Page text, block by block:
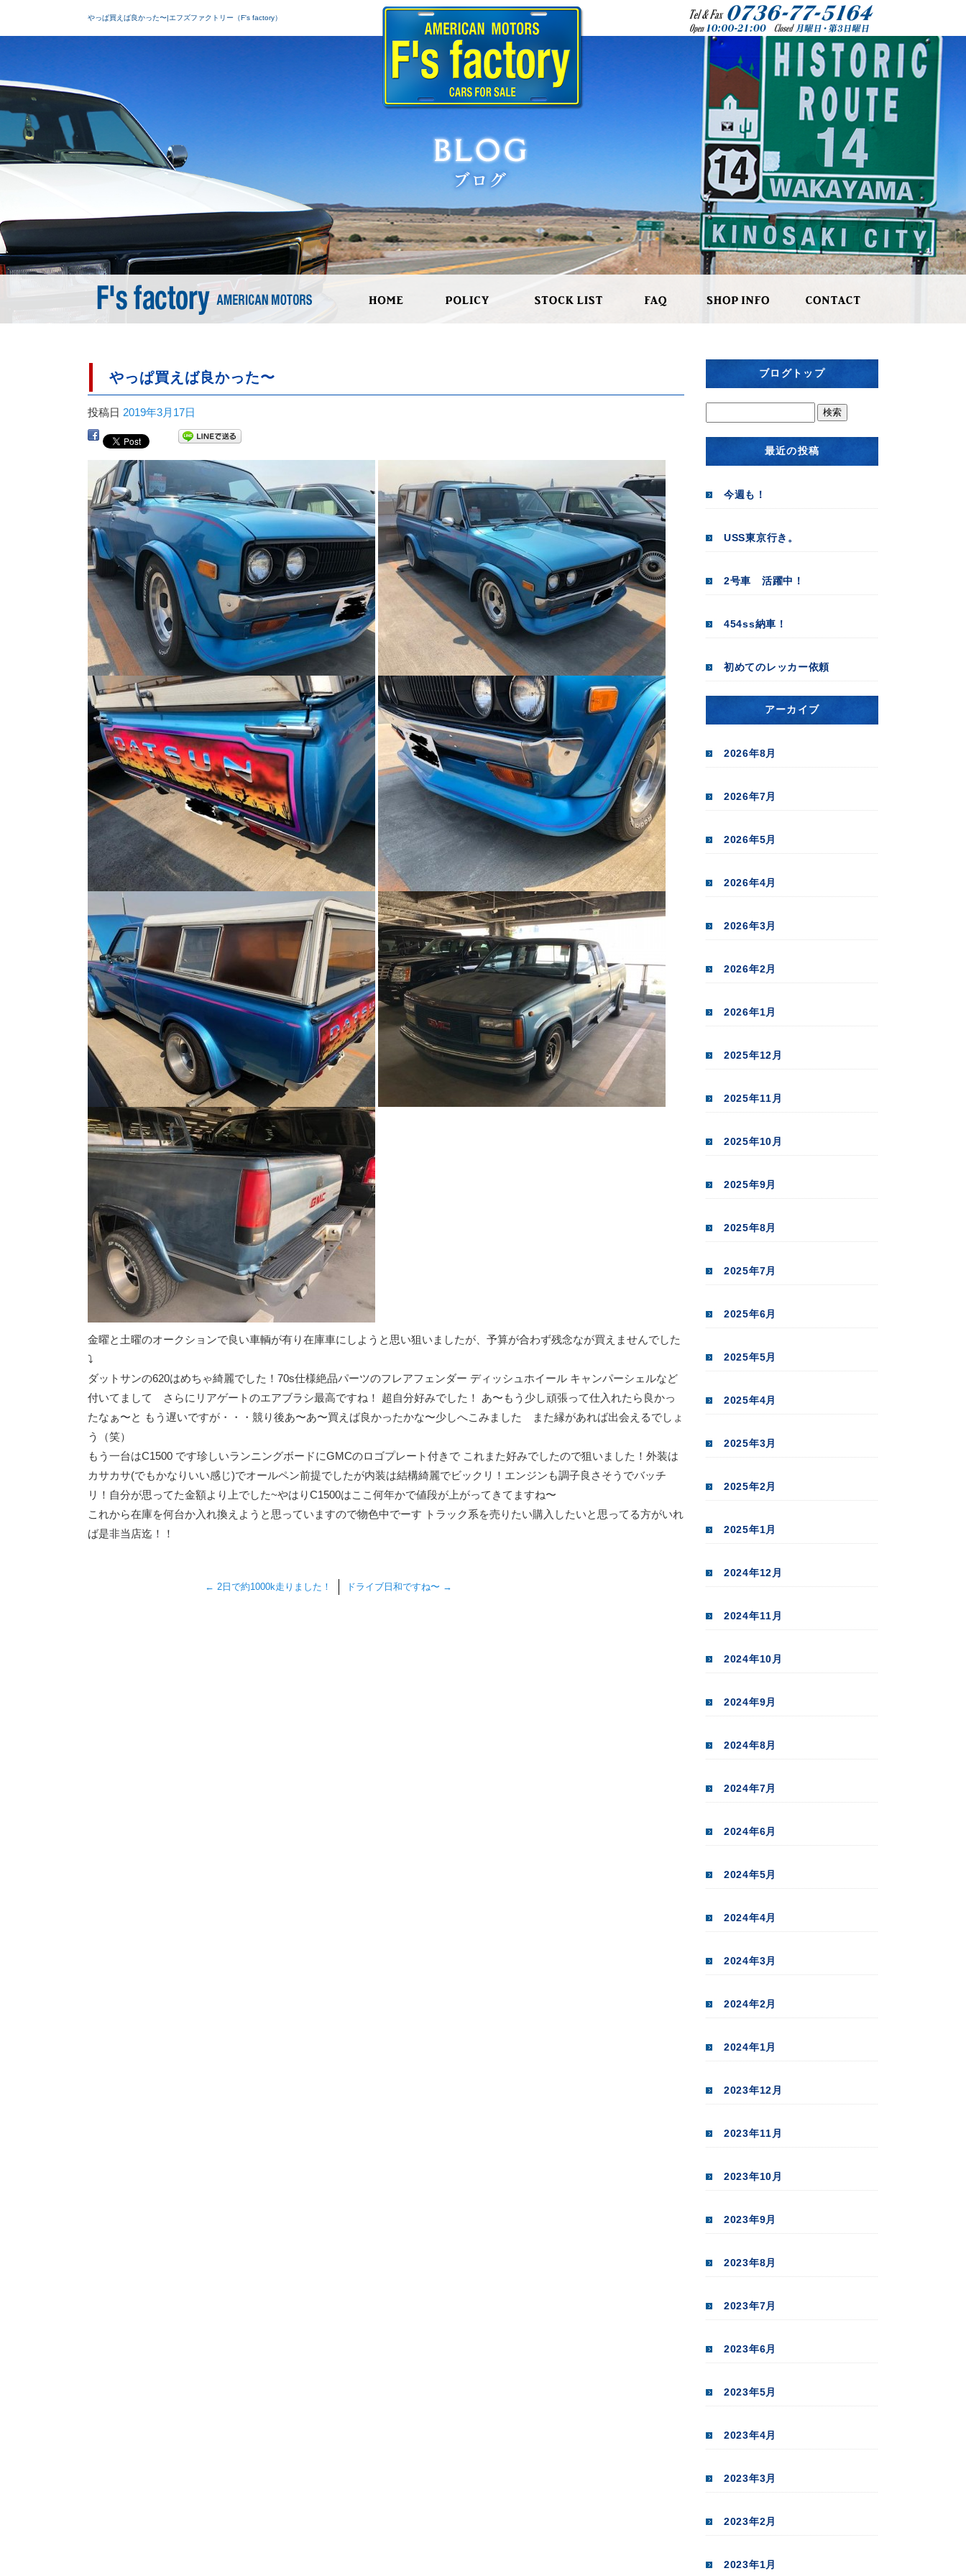
やっぱ買えば良かった〜|エフズファクトリー（F's factory）
やっぱ買えば良かった〜
投稿日 2019年3月17日
金曜と土曜のオークションで良い車輌が有り在庫車にしようと思い狙いましたが、予算が合わず残念なが買えませんでした
⤵︎
ダットサンの620はめちゃ綺麗でした！70s仕様絶品パーツのフレアフェンダー ディッシュホイール キャンパーシェルなど
付いてまして さらにリアゲートのエアブラシ最高ですね！ 超自分好みでした！ あ〜もう少し頑張って仕入れたら良かっ
たなぁ〜と もう遅いですが・・・競り後あ〜あ〜買えば良かったかな〜少しへこみました また縁があれば出会えるでしょ
う（笑）
もう一台はC1500 です珍しいランニングボードにGMCのロゴプレート付きで これまた好みでしたので狙いました！外装は
カサカサ(でもかなりいい感じ)でオールペン前提でしたが内装は結構綺麗でビックリ！エンジンも調子良さそうでバッチ
リ！自分が思ってた金額より上でした~やはりC1500はここ何年かで値段が上がってきてますね〜
これから在庫を何台か入れ換えようと思っていますので物色中でーす トラック系を売りたい購入したいと思ってる方がいれ
ば是非当店迄！！
← 2日で約1000k走りました！ ドライブ日和ですね〜 →
ブログトップ
最近の投稿
今週も！
USS東京行き。
2号車 活躍中！
454ss納車！
初めてのレッカー依頼
アーカイブ
2026年8月
2026年7月
2026年5月
2026年4月
2026年3月
2026年2月
2026年1月
2025年12月
2025年11月
2025年10月
2025年9月
2025年8月
2025年7月
2025年6月
2025年5月
2025年4月
2025年3月
2025年2月
2025年1月
2024年12月
2024年11月
2024年10月
2024年9月
2024年8月
2024年7月
2024年6月
2024年5月
2024年4月
2024年3月
2024年2月
2024年1月
2023年12月
2023年11月
2023年10月
2023年9月
2023年8月
2023年7月
2023年6月
2023年5月
2023年4月
2023年3月
2023年2月
2023年1月